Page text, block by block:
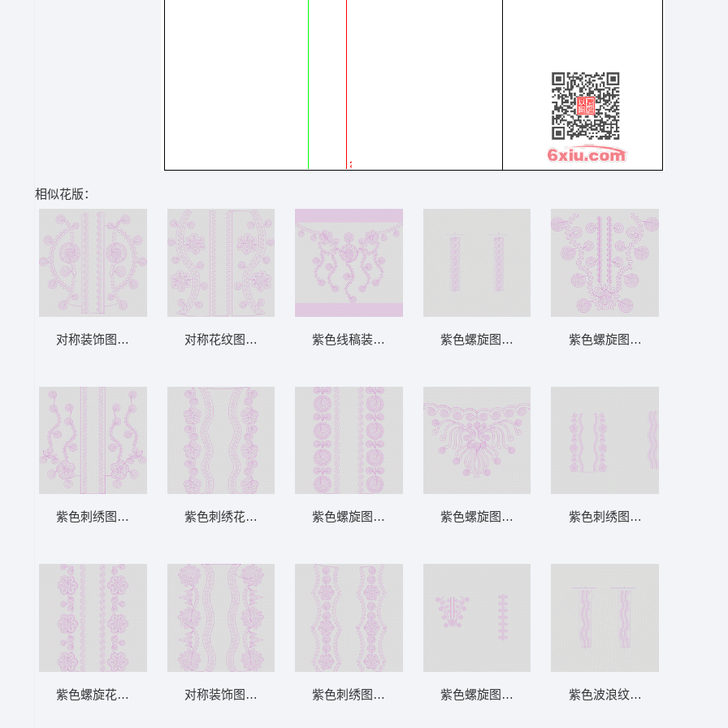
相似花版：
对称装饰图案设计图 绳绣 盘带 链目绣 特种
紫色刺绣图案设计图 绳绣 盘带 链目绣 特种
紫色螺旋花纹图案设计 绳绣 盘带 链目绣 特
对称花纹图案设计图 绳绣 盘带 链目绣 特种
紫色刺绣花纹图案设计图 绳绣 盘带 链目绣
对称装饰图案设计图 绳绣 盘带 链目绣 特种
紫色线稿装饰图案 绳绣 盘带 链目绣 特种绣
紫色螺旋图案装饰设计 绳绣 盘带 链目绣 特
紫色刺绣图案设计图 绳绣 盘带 链目绣 特种
紫色螺旋图案设计图 绳绣 盘带 链目绣 特种
紫色螺旋图案设计图 绳绣 盘带 链目绣 特种
紫色螺旋图案设计图 绳绣 盘带 链目绣 特种
紫色螺旋图案设计图 绳绣 盘
紫色刺绣图案设计图 绳绣 盘
紫色波浪纹装饰图案设计图